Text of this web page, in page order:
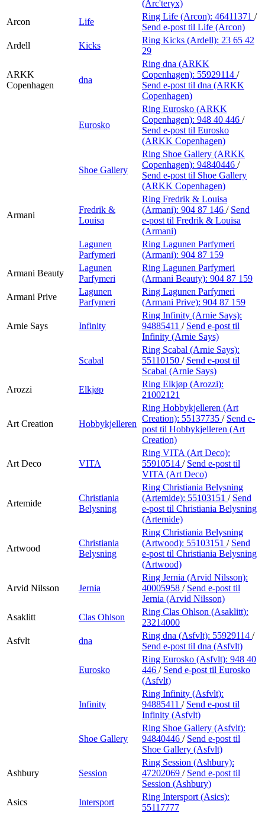
(Arc'teryx)
Arcon
Life
Ring Life (Arcon): 46411371 /
Send e-post til Life (Arcon)
Ardell
Kicks
Ring Kicks (Ardell): 23 65 42
29
ARKK
Copenhagen
dna
Ring dna (ARKK
Copenhagen): 55929114 /
Send e-post til dna (ARKK
Copenhagen)
Eurosko
Ring Eurosko (ARKK
Copenhagen): 948 40 446 /
Send e-post til Eurosko
(ARKK Copenhagen)
Shoe Gallery
Ring Shoe Gallery (ARKK
Copenhagen): 94840446 /
Send e-post til Shoe Gallery
(ARKK Copenhagen)
Armani
Fredrik &
Louisa
Ring Fredrik & Louisa
(Armani): 904 87 146 / Send
e-post til Fredrik & Louisa
(Armani)
Lagunen
Parfymeri
Ring Lagunen Parfymeri
(Armani): 904 87 159
Armani Beauty
Lagunen
Parfymeri
Ring Lagunen Parfymeri
(Armani Beauty): 904 87 159
Armani Prive
Lagunen
Parfymeri
Ring Lagunen Parfymeri
(Armani Prive): 904 87 159
Arnie Says Infinity
Ring Infinity (Arnie Says):
94885411 / Send e-post til
Infinity (Arnie Says)
Scabal
Ring Scabal (Arnie Says):
55110150 / Send e-post til
Scabal (Arnie Says)
Arozzi
Elkjøp
Ring Elkjøp (Arozzi):
21002121
Art Creation Hobbykjelleren
Ring Hobbykjelleren (Art
Creation): 55137735 / Send e-
post til Hobbykjelleren (Art
Creation)
Art Deco VITA
Ring VITA (Art Deco):
55910514 / Send e-post til
VITA (Art Deco)
Artemide
Christiania
Belysning
Ring Christiania Belysning
(Artemide): 55103151 / Send
e-post til Christiania Belysning
(Artemide)
Artwood
Christiania
Belysning
Ring Christiania Belysning
(Artwood): 55103151 / Send
e-post til Christiania Belysning
(Artwood)
Arvid Nilsson Jernia
Ring Jernia (Arvid Nilsson):
40005958 / Send e-post til
Jernia (Arvid Nilsson)
Asaklitt
Clas Ohlson
Ring Clas Ohlson (Asaklitt):
23214000
Asfvlt
dna
Ring dna (Asfvlt): 55929114 /
Send e-post til dna (Asfvlt)
Eurosko
Ring Eurosko (Asfvlt): 948 40
446 / Send e-post til Eurosko
(Asfvlt)
Infinity
Ring Infinity (Asfvlt):
94885411 / Send e-post til
Infinity (Asfvlt)
Shoe Gallery
Ring Shoe Gallery (Asfvlt):
94840446 / Send e-post til
Shoe Gallery (Asfvlt)
Ashbury Session
Ring Session (Ashbury):
47202069 / Send e-post til
Session (Ashbury)
Asics
Intersport
Ring Intersport (Asics):
55117777